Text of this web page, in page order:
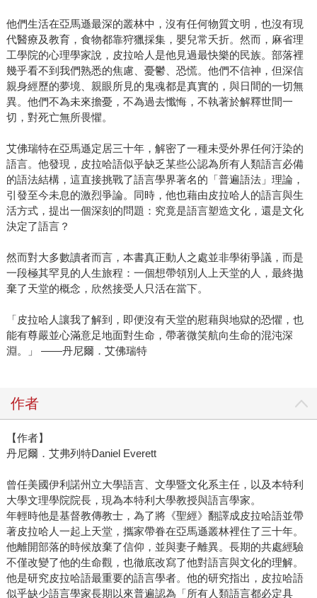
他們生活在亞馬遜最深的叢林中，沒有任何物質文明，也沒有現
代醫療及教育，食物都靠狩獵採集，嬰兒常夭折。然而，麻省理
工學院的心理學家說，皮拉哈人是他見過最快樂的民族。部落裡
幾乎看不到我們熟悉的焦慮、憂鬱、恐慌。他們不信神，但深信
親身經歷的夢境、親眼所見的鬼魂都是真實的，與日間的一切無
異。他們不為未來擔憂，不為過去懺悔，不執著於解釋世間一
切，對死亡無所畏懼。
艾佛瑞特在亞馬遜定居三十年，解密了一種未受外界任何汙染的
語言。他發現，皮拉哈語似乎缺乏某些公認為所有人類語言必備
的語法結構，這直接挑戰了語言學界著名的「普遍語法」理論，
引發至今未息的激烈爭論。同時，他也藉由皮拉哈人的語言與生
活方式，提出一個深刻的問題：究竟是語言塑造文化，還是文化
決定了語言？
然而對大多數讀者而言，本書真正動人之處並非學術爭議，而是
一段極其罕見的人生旅程：一個想帶領別人上天堂的人，最終拋
棄了天堂的概念，欣然接受人只活在當下。
「皮拉哈人讓我了解到，即便沒有天堂的慰藉與地獄的恐懼，也
能有尊嚴並心滿意足地面對生命，帶著微笑航向生命的混沌深
淵。」 ——丹尼爾．艾佛瑞特
作者
【作者】
丹尼爾．艾弗列特Daniel Everett
曾任美國伊利諾州立大學語言、文學暨文化系主任，以及本特利
大學文理學院院長，現為本特利大學教授與語言學家。
年輕時他是基督教傳教士，為了將《聖經》翻譯成皮拉哈語並帶
著皮拉哈人一起上天堂，攜家帶眷在亞馬遜叢林裡住了三十年。
他離開部落的時候放棄了信仰，並與妻子離異。長期的共處經驗
不僅改變了他的生命觀，也徹底改寫了他對語言與文化的理解。
他是研究皮拉哈語最重要的語言學者。他的研究指出，皮拉哈語
似乎缺少語言學家長期以來普遍認為「所有人類語言都必定具